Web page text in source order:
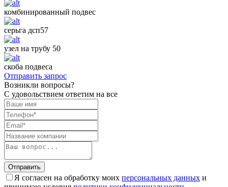
комбинированный подвес
серьга дсп57
узел на трубу 50
скоба подвеса
Отправить запрос
Возникли вопросы?
С удовольствием ответим на все
Отправить
Я согласен на обработку моих персональных данных и